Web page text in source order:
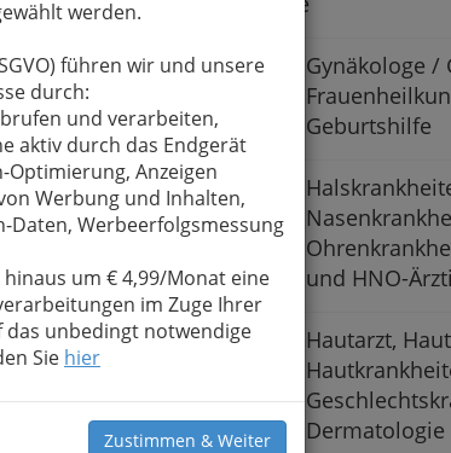
werden.
führen wir und unsere
durch:
und verarbeiten,
aktiv durch das Endgerät
Anzeigen
Werbung und Inhalten,
Daten, Werbeerfolgsmessung
um € 4,99/Monat eine
im Zuge Ihrer
unbedingt notwendige
Sie hier
Zustimmen & Weiter
Stelle zur
Absenden
für Innere
Gynäkologe /
Geburtshilfe
und HNO-
Hautarzt,
Dermatologie